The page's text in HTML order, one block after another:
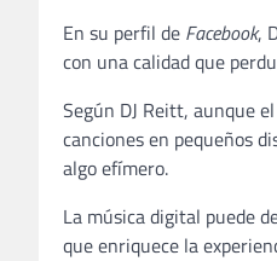
En su perfil de Facebook,
con una calidad que
Según DJ Reitt, aunque
canciones en pequeños
algo efímero.
La música digital puede
que enriquece la